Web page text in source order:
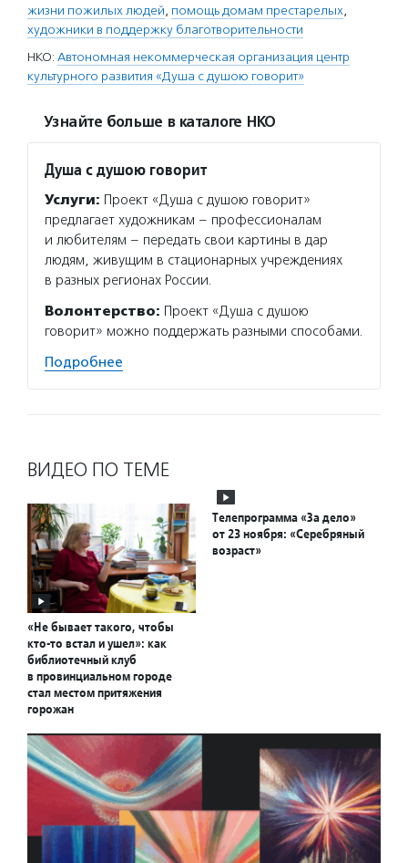
жизни пожилых людей, помощь домам престарелых,
художники в поддержку благотворительности
НКО: Автономная некоммерческая организация центр
культурного развития «Душа с душою говорит»
Узнайте больше в каталоге НКО
Душа с душою говорит
Услуги: Проект «Душа с душою говорит»
предлагает художникам – профессионалам
и любителям – передать свои картины в дар
людям, живущим в стационарных учреждениях
в разных регионах России.
Волонтерство: Проект «Душа с душою
говорит» можно поддержать разными способами.
Подробнее
ВИДЕО ПО ТЕМЕ
«Не бывает такого, чтобы
кто-то встал и ушел»: как
библиотечный клуб
в провинциальном городе
стал местом притяжения
горожан
Телепрограмма «За дело»
от 23 ноября: «Серебряный
возраст»